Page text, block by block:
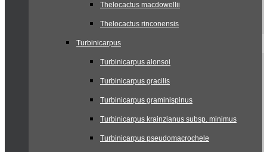
Thelocactus macdowellii
Thelocactus rinconensis
Turbinicarpus
Turbinicarpus alonsoi
Turbinicarpus gracilis
Turbinicarpus graminispinus
Turbinicarpus krainzianus subsp. minimus
Turbinicarpus pseudomacrochele